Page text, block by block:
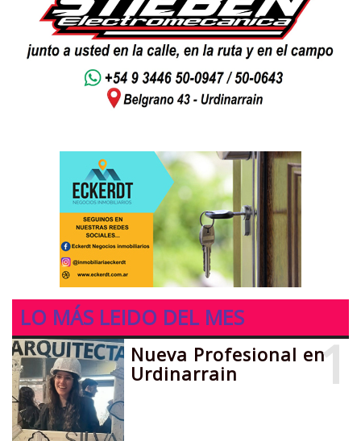
LO MÁS LEIDO DEL MES
1
Nueva Profesional en
Urdinarrain